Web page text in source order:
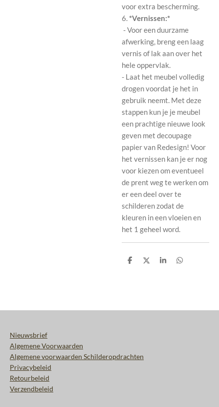
voor extra bescherming.
6.*Vernissen:*
- Voor een duurzame
afwerking, breng een laag
vernis of lak aan over het
hele oppervlak.
- Laat het meubel volledig
drogen voordat je het in
gebruik neemt. Met deze
stappen kun je je meubel
een prachtige nieuwe look
geven met decoupage
papier van Redesign! Voor
het vernissen kan je er nog
voor kiezen om eventueel
de prent weg te werken om
er een deel over te
schilderen zodat de
kleuren in een vloeien en
het 1 geheel word.
D
D
S
D
Nieuwsbrief
Algemene Voorwaarden
Algemene voorwaarden Schilderopdrachten
Privacybeleid
Retourbeleid
Verzendbeleid